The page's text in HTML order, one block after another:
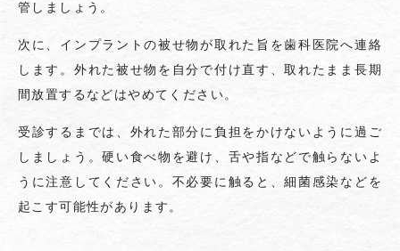
管しましょう。
次に、インプラントの被せ物が取れた旨を歯科医院へ連絡
します。外れた被せ物を自分で付け直す、取れたまま長期
間放置するなどはやめてください。
受診するまでは、外れた部分に負担をかけないように過ご
しましょう。硬い食べ物を避け、舌や指などで触らないよ
うに注意してください。不必要に触ると、細菌感染などを
起こす可能性があります。